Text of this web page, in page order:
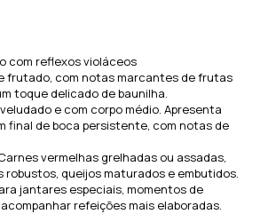
com reflexos violáceos
frutado, com notas marcantes de frutas
toque delicado de baunilha.
e com corpo médio. Apresenta
final de boca persistente, com notas de
vermelhas grelhadas ou assadas,
robustos, queijos maturados e embutidos.
jantares especiais, momentos de
refeições mais elaboradas.